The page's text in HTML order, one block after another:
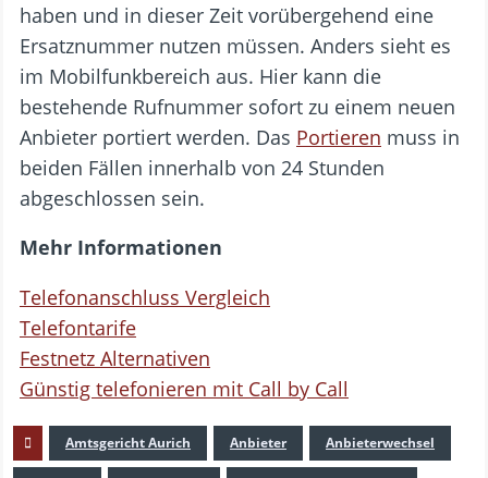
haben und in dieser Zeit vorübergehend eine
Ersatznummer nutzen müssen. Anders sieht es
im Mobilfunkbereich aus. Hier kann die
bestehende Rufnummer sofort zu einem neuen
Anbieter portiert werden. Das Portieren muss in
beiden Fällen innerhalb von 24 Stunden
abgeschlossen sein.
Mehr Informationen
Telefonanschluss Vergleich
Telefontarife
Festnetz Alternativen
Günstig telefonieren mit Call by Call
Amtsgericht Aurich Anbieter Anbieterwechsel